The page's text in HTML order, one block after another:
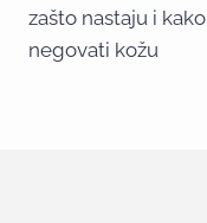
zašto nastaju i kako
negovati kožu